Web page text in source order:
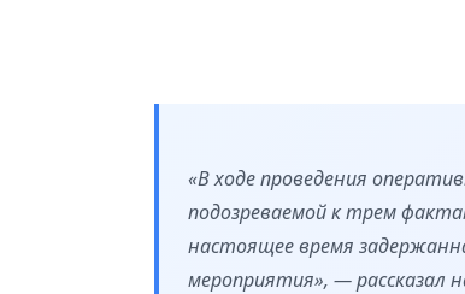
«В ходе проведения
подозреваемой к трем
настоящее время
мероприятия», — рассказал